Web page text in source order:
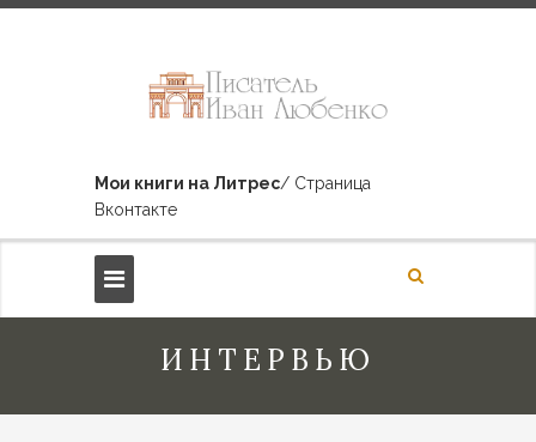
Мои книги на Литрес/ Страница
Вконтакте
ИНТЕРВЬЮ